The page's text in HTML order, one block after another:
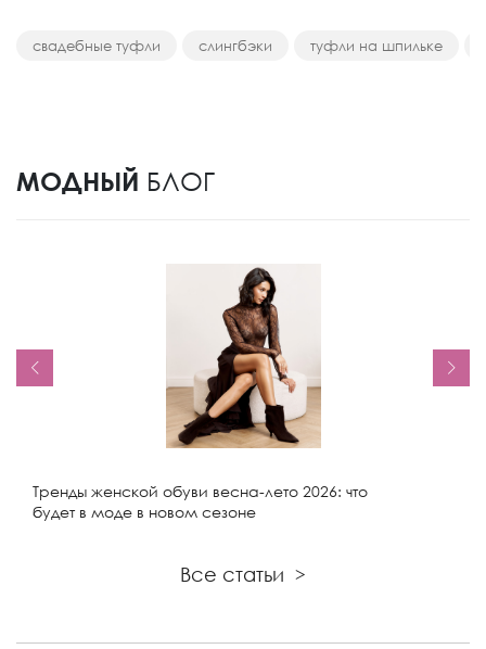
свадебные туфли слингбэки туфли на шпильке
МОДНЫЙ БЛОГ
Тренды женской обуви весна-лето 2026: что
будет в моде в новом сезоне
Все статьи >